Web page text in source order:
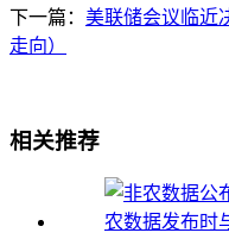
下一篇： 美联储会议临近
走向）
相关推荐